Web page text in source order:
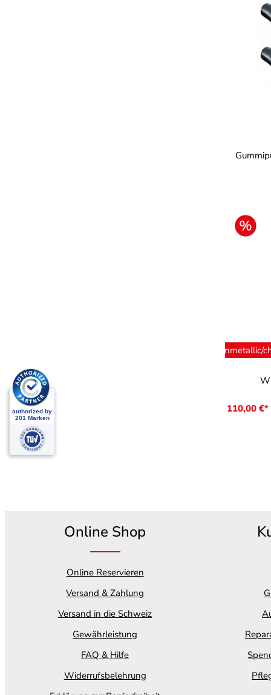
Farbe
brownmetallic/
110,00 €*
Online Shop
Online Reservieren
Versand & Zahlung
Versand in die Schweiz
Gewährleistung
FAQ & Hilfe
Widerrufsbelehrung